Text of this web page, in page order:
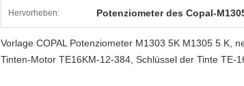
Hervorheben: Potenziometer des Copal-
Vorlage COPAL Potenziometer M1303 5K M1305 5 K,
Tinten-Motor TE16KM-12-384, Schlüssel der Tinte TE-